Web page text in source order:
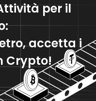
per il
accetta i
Crypto!